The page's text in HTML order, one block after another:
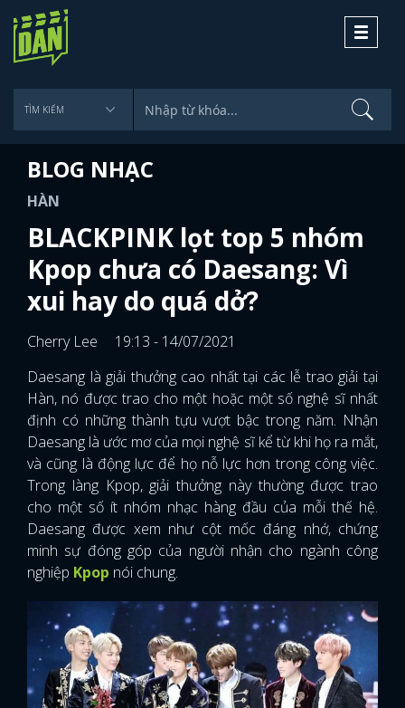
Toggle
BLOG NHẠC
HÀN
BLACKPINK lọt top 5 nhóm
Kpop chưa có Daesang: Vì
xui hay do quá dở?
Cherry Lee
19:13 - 14/07/2021
Daesang là giải thưởng cao nhất tại các lễ trao giải tại
Hàn, nó được trao cho một hoặc một số nghệ sĩ nhất
định có những thành tựu vượt bậc trong năm. Nhận
Daesang là ước mơ của mọi nghệ sĩ kể từ khi họ ra mắt,
và cũng là động lực để họ nỗ lực hơn trong công việc.
Trong làng Kpop, giải thưởng này thường được trao
cho một số ít nhóm nhạc hàng đầu của mỗi thế hệ.
Daesang được xem như cột mốc đáng nhớ, chứng
minh sự đóng góp của người nhận cho ngành công
nghiệp Kpop nói chung.